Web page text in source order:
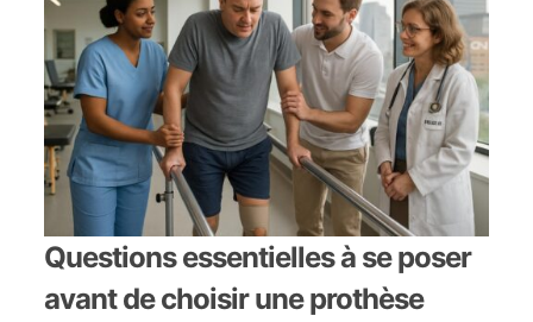
Questions essentielles à se poser
avant de choisir une prothèse